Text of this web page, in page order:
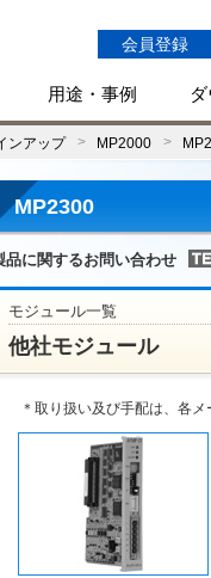
会員登録
用途・事例
ンアップ MP2000
MP2300
品に関するお問い合わせ
モジュール一覧
他社モジュール
＊取り扱い及び手配は、各